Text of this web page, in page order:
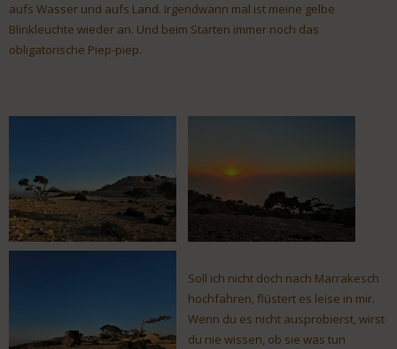
aufs Wasser und aufs Land. Irgendwann mal ist meine gelbe
Blinkleuchte wieder an. Und beim Starten immer noch das
obligatorische Piep-piep.
Soll ich nicht doch nach Marrakesch
hochfahren, flüstert es leise in mir.
Wenn du es nicht ausprobierst, wirst
du nie wissen, ob sie was tun